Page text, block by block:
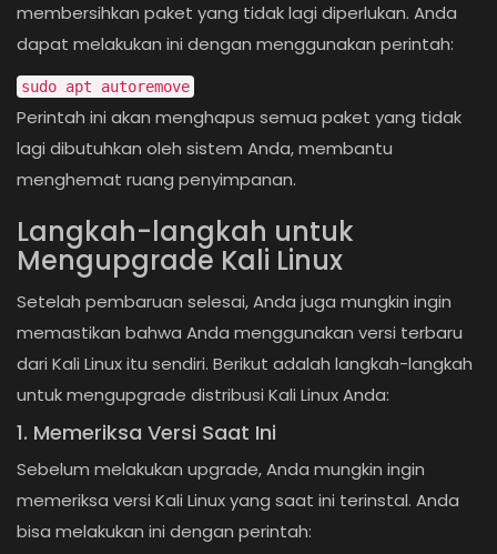
membersihkan paket yang tidak lagi diperlukan. Anda
dapat melakukan ini dengan menggunakan perintah:
sudo apt autoremove
Perintah ini akan menghapus semua paket yang tidak
lagi dibutuhkan oleh sistem Anda, membantu
menghemat ruang penyimpanan.
Langkah-langkah untuk
Mengupgrade Kali Linux
Setelah pembaruan selesai, Anda juga mungkin ingin
memastikan bahwa Anda menggunakan versi terbaru
dari Kali Linux itu sendiri. Berikut adalah langkah-langkah
untuk mengupgrade distribusi Kali Linux Anda:
1. Memeriksa Versi Saat Ini
Sebelum melakukan upgrade, Anda mungkin ingin
memeriksa versi Kali Linux yang saat ini terinstal. Anda
bisa melakukan ini dengan perintah: